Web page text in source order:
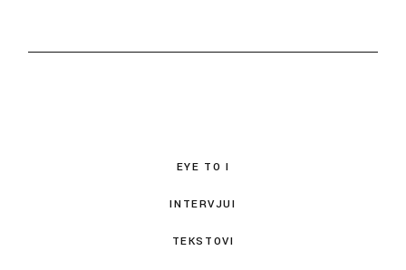
EYE TO I
INTERVJUI
TEKSTOVI